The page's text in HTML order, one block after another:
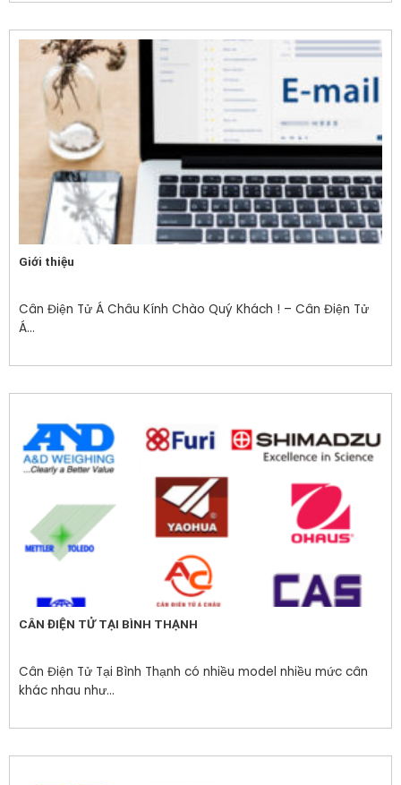
Giới thiệu
Cân Điện Tử Á Châu Kính Chào Quý Khách ! – Cân Điện Tử
Á...
CÂN ĐIỆN TỬ TẠI BÌNH THẠNH
Cân Điện Tử Tại Bình Thạnh có nhiều model nhiều mức cân
khác nhau như...